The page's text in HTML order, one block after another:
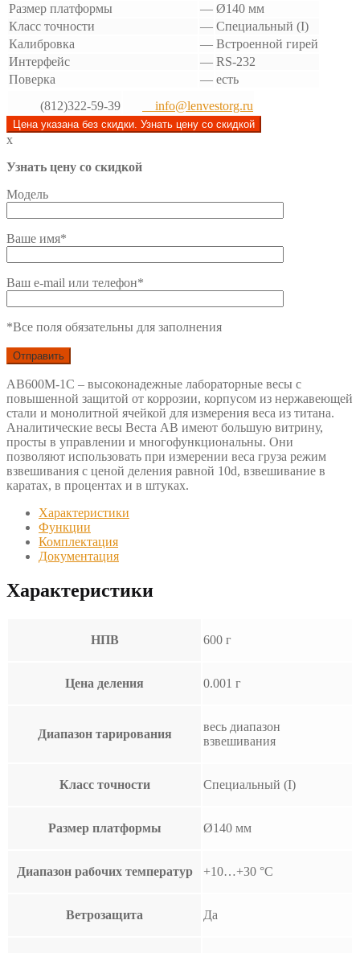
Размер платформы
— Ø140 мм
Класс точности
— Специальный (I)
Калибровка
— Встроенной гирей
Интерфейс
— RS-232
Поверка
— есть
(812)322-59-39
info@lenvestorg.ru
Цена указана без скидки. Узнать цену со скидкой
x
Узнать цену со скидкой
Модель
Ваше имя*
Ваш e-mail или телефон*
*Все поля обязательны для заполнения
АВ600М-1С – высоконадежные лабораторные весы с
повышенной защитой от коррозии, корпусом из нержавеющей
стали и монолитной ячейкой для измерения веса из титана.
Аналитические весы Веста АВ имеют большую витрину,
просты в управлении и многофункциональны. Они
позволяют использовать при измерении веса груза режим
взвешивания с ценой деления равной 10d, взвешивание в
каратах, в процентах и в штуках.
Характеристики
Функции
Комплектация
Документация
Характеристики
НПВ 600 г
Цена деления 0.001 г
Диапазон тарирования
весь диапазон
взвешивания
Класс точности Специальный (I)
Размер платформы Ø140 мм
Диапазон рабочих температур +10…+30 °С
Ветрозащита Да